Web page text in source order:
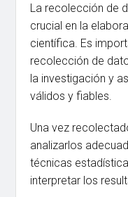
La recolección de
crucial en la
científica. Es
recolección de
la investigación y
válidos y fiables.
Una vez
analizarlos
técnicas
interpretar los